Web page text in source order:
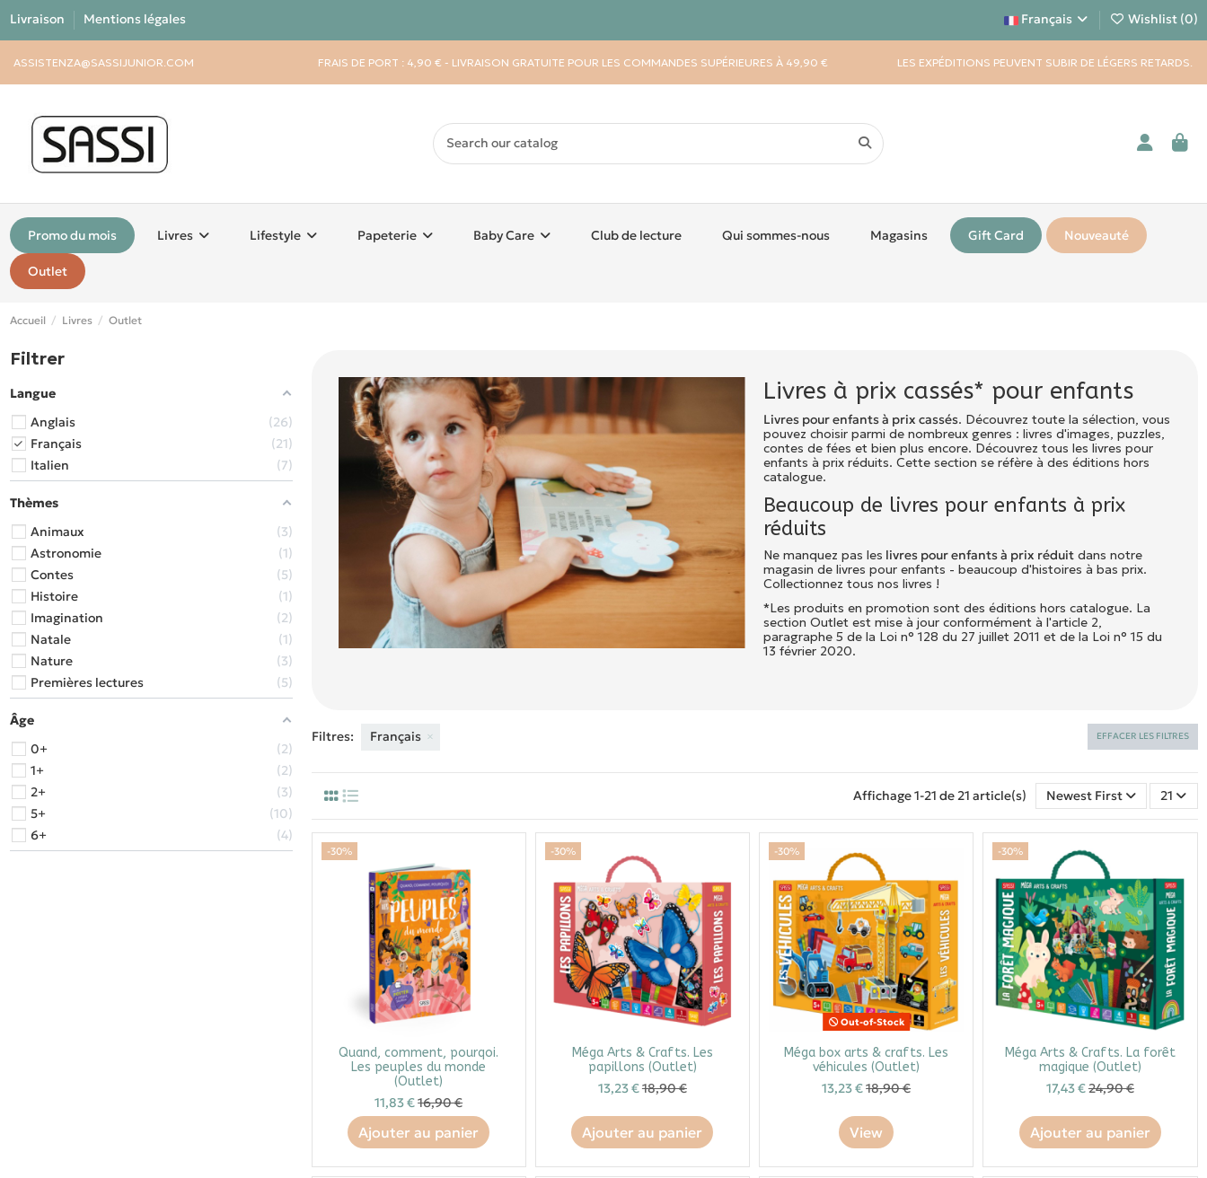
Livraison Mentions légales Français Wishlist (0)
ASSISTENZA@SASSIJUNIOR.COM FRAIS DE PORT : 4,90 € - LIVRAISON GRATUITE POUR LES COMMANDES SUPÉRIEURES À 49,90 € LES EXPÉDITIONS PEUVENT SUBIR DE LÉGERS RETARDS.
Promo du mois Livres Lifestyle Papeterie Baby Care Club de lecture Qui sommes-nous Magasins Gift Card Nouveauté
Outlet
Accueil Livres Outlet
Livres à prix cassés* pour enfants
Livres pour enfants à prix cassés. Découvrez toute la sélection, vous
pouvez choisir parmi de nombreux genres : livres d'images, puzzles,
contes de fées et bien plus encore. Découvrez tous les livres pour
enfants à prix réduits. Cette section se réfère à des éditions hors
catalogue.
Beaucoup de livres pour enfants à prix
réduits
Ne manquez pas les livres pour enfants à prix réduit dans notre
magasin de livres pour enfants - beaucoup d'histoires à bas prix.
Collectionnez tous nos livres !
*Les produits en promotion sont des éditions hors catalogue. La
section Outlet est mise à jour conformément à l'article 2,
paragraphe 5 de la Loi n° 128 du 27 juillet 2011 et de la Loi n° 15 du
13 février 2020.
Filtres: EFFACER LES FILTRES
Français
Affichage 1-21 de 21 article(s) Newest First 21
-30%
Quand, comment, pourqoi.
Les peuples du monde
(Outlet)
11,83 €16,90 €
Ajouter au panier
-30%
Méga Arts & Crafts. Les
papillons (Outlet)
13,23 €18,90 €
Ajouter au panier
-30%
Out-of-Stock
Méga box arts & crafts. Les
véhicules (Outlet)
13,23 €18,90 €
View
-30%
Méga Arts & Crafts. La forêt
magique (Outlet)
17,43 €24,90 €
Ajouter au panier
Filtrer
Langue
Anglais
26
Français
21
Italien
7
Thèmes
Animaux
3
Astronomie
1
Contes
5
Histoire
1
Imagination
2
Natale
1
Nature
3
Premières lectures
5
Âge
0+
2
1+
2
2+
3
5+
10
6+
4